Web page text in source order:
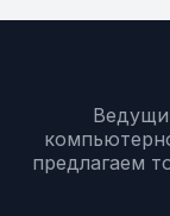
предлагаем